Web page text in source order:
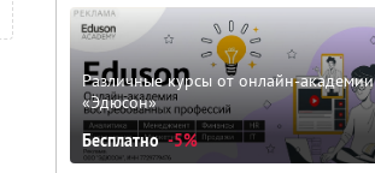
Различные курсы от онлайн-академии
«Эдюсон»
Бесплатно -5%